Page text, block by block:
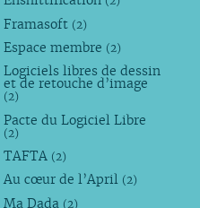
Framasoft (2)
Espace membre (2)
Logiciels libres de dessin
et de retouche d’image
(2)
Pacte du Logiciel Libre
(2)
TAFTA (2)
Au cœur de l’April (2)
Ma Dada (2)